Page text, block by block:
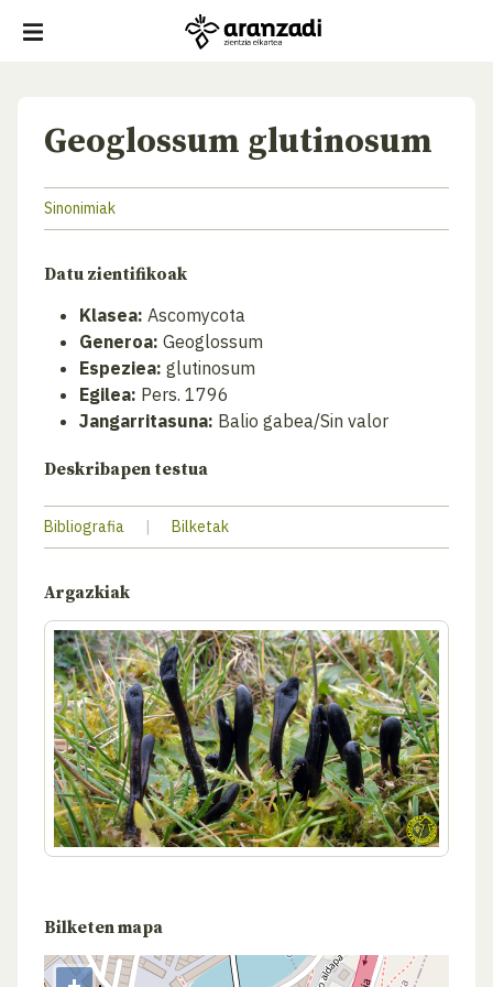
Geoglossum glutinosum
Sinonimiak
Datu zientifikoak
Klasea: Ascomycota
Generoa: Geoglossum
Espeziea: glutinosum
Egilea: Pers. 1796
Jangarritasuna: Balio gabea/Sin valor
Deskribapen testua
Bibliografia | Bilketak
Argazkiak
Bilketen mapa